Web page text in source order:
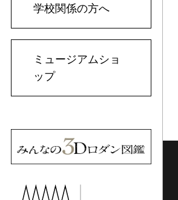
学校関係の方へ
ミュージアムショ
ップ